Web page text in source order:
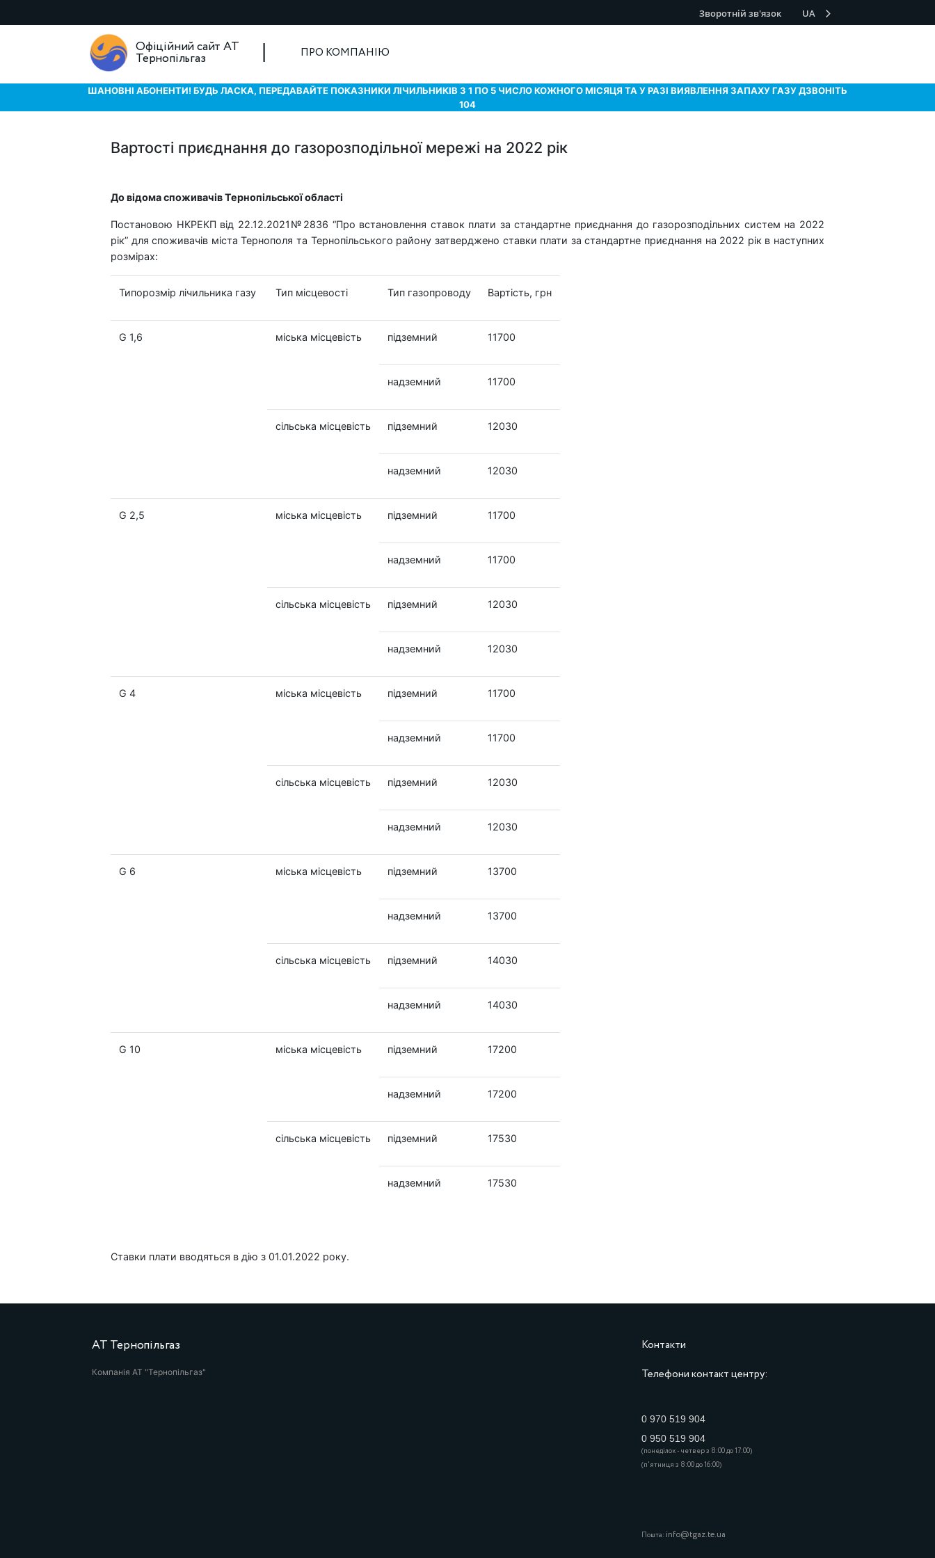
Зворотній зв'язок UA
Офіційний сайт АТ
Тернопільгаз ПРО КОМПАНІЮ
ШАНОВНІ АБОНЕНТИ! БУДЬ ЛАСКА, ПЕРЕДАВАЙТЕ ПОКАЗНИКИ ЛІЧИЛЬНИКІВ З 1 ПО 5 ЧИСЛО КОЖНОГО МІСЯЦЯ ТА У РАЗІ ВИЯВЛЕННЯ ЗАПАХУ ГАЗУ ДЗВОНІТЬ
104
Вартості приєднання до газорозподільної мережі на 2022 рік
До відома споживачів Тернопільської області
Постановою НКРЕКП від 22.12.2021№2836 “Про встановлення ставок плати за стандартне приєднання до газорозподільних систем на 2022
рік” для споживачів міста Тернополя та Тернопільського району затверджено ставки плати за стандартне приєднання на 2022 рік в наступних
розмірах:
Типорозмір лічильника газу Тип місцевості Тип газопроводу Вартість, грн
G 1,6 міська місцевість підземний 11700
надземний 11700
сільська місцевість підземний 12030
надземний 12030
G 2,5 міська місцевість підземний 11700
надземний 11700
сільська місцевість підземний 12030
надземний 12030
G 4 міська місцевість підземний 11700
надземний 11700
сільська місцевість підземний 12030
надземний 12030
G 6 міська місцевість підземний 13700
надземний 13700
сільська місцевість підземний 14030
надземний 14030
G 10 міська місцевість підземний 17200
надземний 17200
сільська місцевість підземний 17530
надземний 17530
Ставки плати вводяться в дію з 01.01.2022 року.
АТ Тернопільгаз
Компанія АТ "Тернопільгаз"
Контакти
Телефони контакт центру:
0 970 519 904
0 950 519 904
(понеділок - четвер з 8:00 до 17:00)
(п'ятниця з 8:00 до 16:00)
Пошта: info@tgaz.te.ua